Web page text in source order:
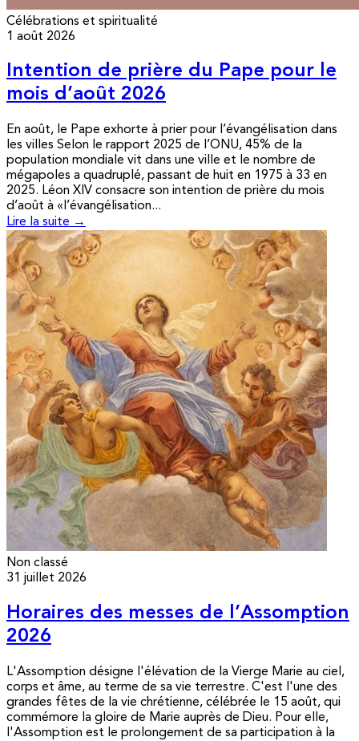
Célébrations et spiritualité
1 août 2026
Intention de prière du Pape pour le
mois d’août 2026
En août, le Pape exhorte à prier pour l’évangélisation dans
les villes Selon le rapport 2025 de l’ONU, 45% de la
population mondiale vit dans une ville et le nombre de
mégapoles a quadruplé, passant de huit en 1975 à 33 en
2025. Léon XIV consacre son intention de prière du mois
d’août à «l’évangélisation...
Lire la suite →
Non classé
31 juillet 2026
Horaires des messes de l’Assomption
2026
L'Assomption désigne l'élévation de la Vierge Marie au ciel,
corps et âme, au terme de sa vie terrestre. C'est l'une des
grandes fêtes de la vie chrétienne, célébrée le 15 août, qui
commémore la gloire de Marie auprès de Dieu. Pour elle,
l'Assomption est le prolongement de sa participation à la